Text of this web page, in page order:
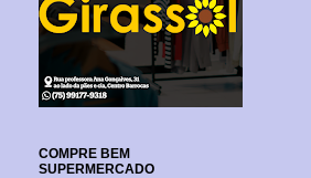
COMPRE BEM
SUPERMERCADO